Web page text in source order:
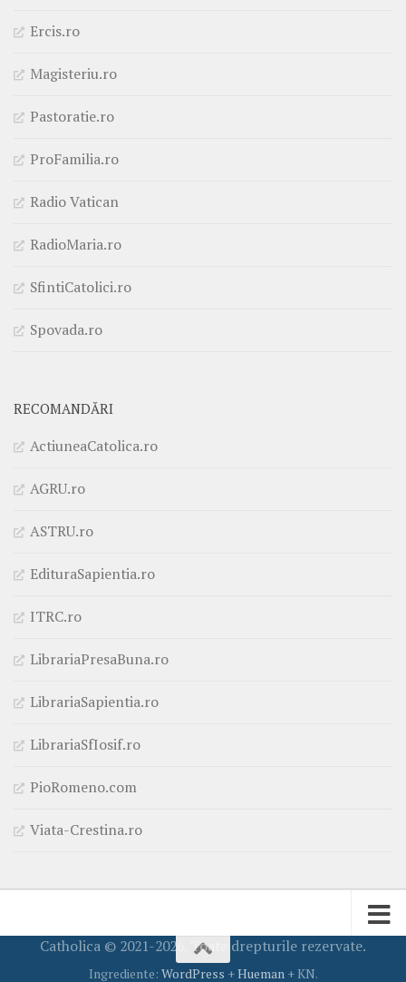
Ercis.ro
Magisteriu.ro
Pastoratie.ro
ProFamilia.ro
Radio Vatican
RadioMaria.ro
SfintiCatolici.ro
Spovada.ro
RECOMANDĂRI
ActiuneaCatolica.ro
AGRU.ro
ASTRU.ro
EdituraSapientia.ro
ITRC.ro
LibrariaPresaBuna.ro
LibrariaSapientia.ro
LibrariaSfIosif.ro
PioRomeno.com
Viata-Crestina.ro
Catholica © 2021-2026. Toate drepturile rezervate.
Ingrediente: WordPress +Hueman+ KN.